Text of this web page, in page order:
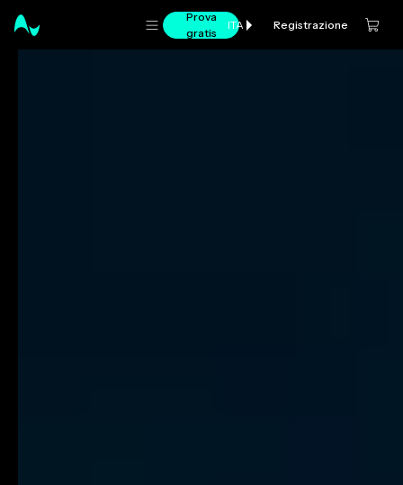
Prova
gratis
ITA Registrazione